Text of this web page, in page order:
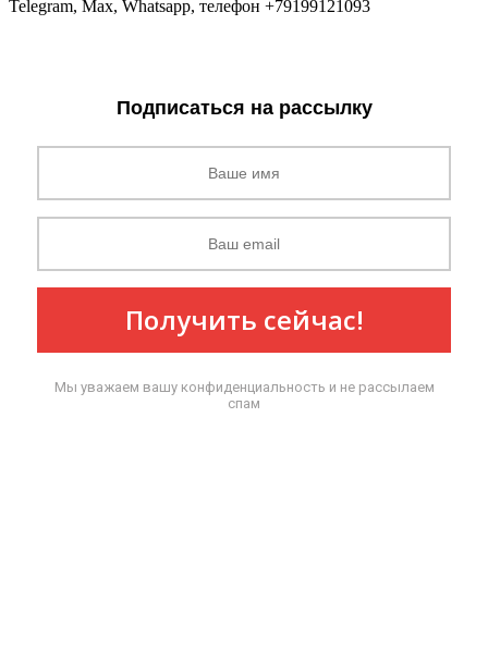
Telegram, Max, Whatsapp, телефон +79199121093
Подписаться на рассылку
Получить сейчас!
Мы уважаем вашу конфиденциальность и не рассылаем
спам